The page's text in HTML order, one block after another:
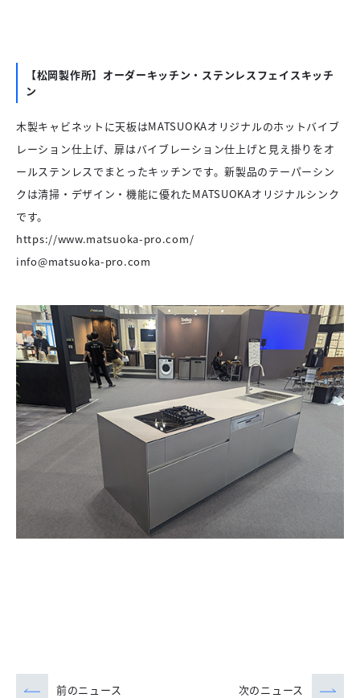
【松岡製作所】オーダーキッチン・ステンレスフェイスキッチ
ン
木製キャビネットに天板はMATSUOKAオリジナルのホットバイブ
レーション仕上げ、扉はバイブレーション仕上げと見え掛りをオ
ールステンレスでまとったキッチンです。新製品のテーパーシン
クは清掃・デザイン・機能に優れたMATSUOKAオリジナルシンク
です。
https://www.matsuoka-pro.com/
info@matsuoka-pro.com
前のニュース 次のニュース